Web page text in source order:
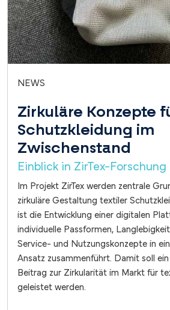
NEWS
Zirkuläre Konzepte
Schutzkleidung im
Zwischenstand
Einblick in ZirTex-Forschung
Im Projekt ZirTex werden zentrale
zirkuläre Gestaltung textiler
ist die Entwicklung einer digitalen
individuelle Passformen,
Service- und Nutzungskonzepte in
Ansatz zusammenführt. Damit soll
Beitrag zur Zirkularität im Markt für
geleistet werden.